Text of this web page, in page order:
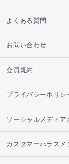
よくある質問
お問い合わせ
会員規約
プライバシーポリシ
ソーシャルメディア
カスタマーハラスメ